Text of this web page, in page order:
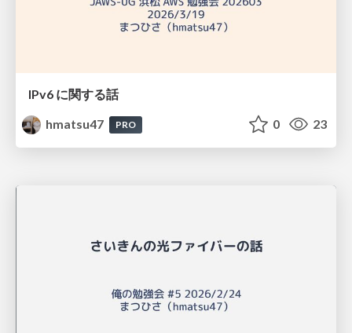
IPv6 に関する話
hmatsu47
PRO 0 23